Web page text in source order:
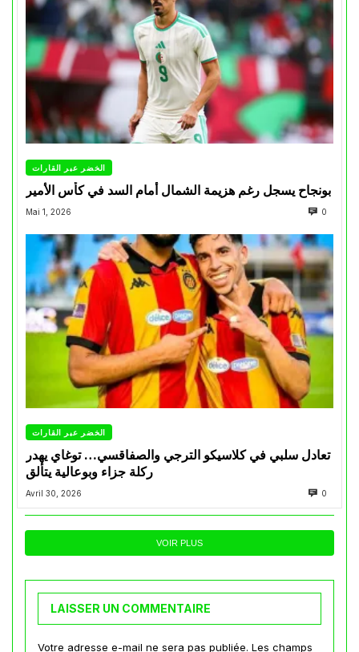
الخضر عبر القارات
بونجاح يسجل رغم هزيمة الشمال أمام السد في كأس الأمير
Mai 1, 2026 0
الخضر عبر القارات
تعادل سلبي في كلاسيكو الترجي والصفاقسي… توغاي يهدر
ركلة جزاء وبوعالية يتألق
Avril 30, 2026 0
VOIR PLUS
LAISSER UN COMMENTAIRE
Votre adresse e-mail ne sera pas publiée. Les champs